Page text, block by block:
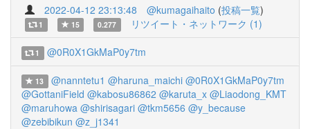
2022-04-12 23:13:48 @kumagaihaito (投稿一覧)
1 15 0.277 リツイート・ネットワーク (1)
1 @0R0X1GkMaP0y7tm
13 @nanntetu1 @haruna_maichi @0R0X1GkMaP0y7tm
@GottaniField @kabosu86862 @karuta_x @Liaodong_KMT
@maruhowa @shirisagari @tkm5656 @y_because
@zebibikun @z_j1341